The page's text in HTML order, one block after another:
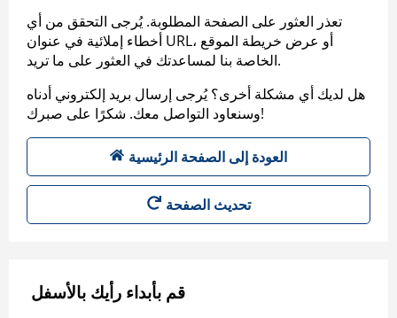
تعذر العثور على الصفحة المطلوبة. يُرجى التحقق من أي
أخطاء إملائية في عنوان URL، أو عرض خريطة الموقع
الخاصة بنا لمساعدتك في العثور على ما تريد.
هل لديك أي مشكلة أخرى؟ يُرجى إرسال بريد إلكتروني أدناه
وسنعاود التواصل معك. شكرًا على صبرك!
العودة إلى الصفحة الرئيسية
تحديث الصفحة
قم بأبداء رأيك بالأسفل